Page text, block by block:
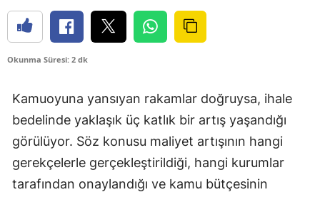
Okunma Süresi: 2 dk
Kamuoyuna yansıyan rakamlar doğruysa, ihale
bedelinde yaklaşık üç katlık bir artış yaşandığı
görülüyor. Söz konusu maliyet artışının hangi
gerekçelerle gerçekleştirildiği, hangi kurumlar
tarafından onaylandığı ve kamu bütçesinin